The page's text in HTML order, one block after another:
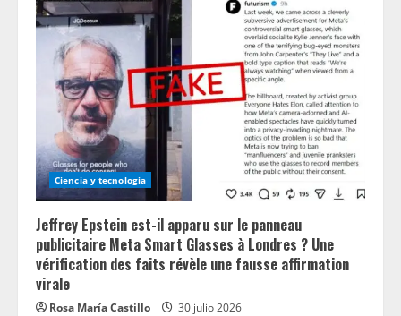
Ciencia y tecnologia
Jeffrey Epstein est-il apparu sur le panneau
publicitaire Meta Smart Glasses à Londres ? Une
vérification des faits révèle une fausse affirmation
virale
Rosa María Castillo 30 julio 2026